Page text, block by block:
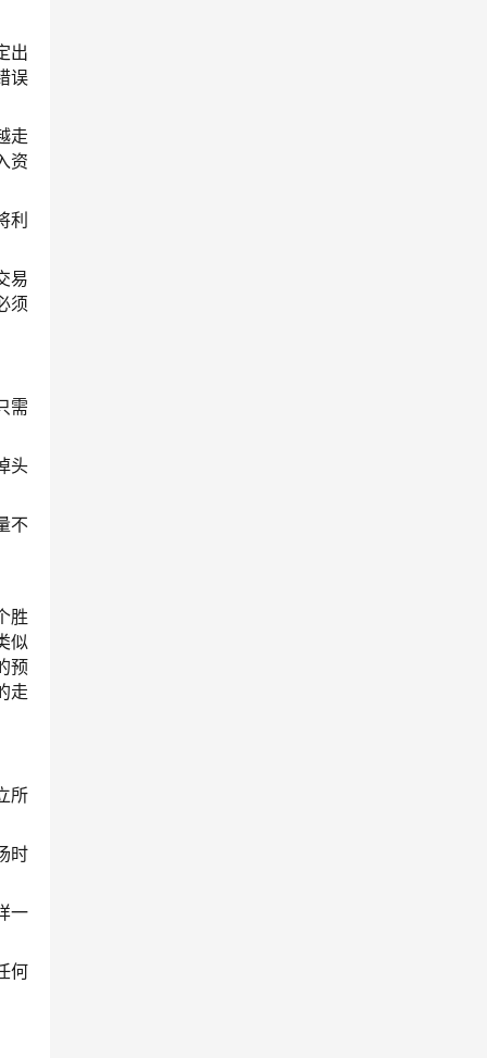
出
误
走
资
利
易
须
需
头
不
胜
似
预
走
所
时
一
何